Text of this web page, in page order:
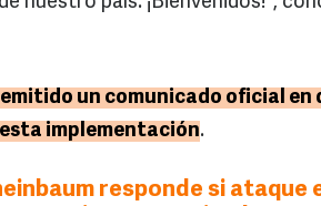
un comunicado oficial en
implementación.
responde si ataque